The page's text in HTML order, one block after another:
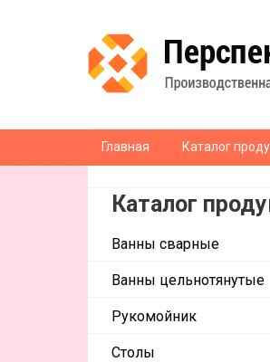
Главная Каталог
Каталог
Ванны сварные
Ванны цельнотянутые
Рукомойник
Столы